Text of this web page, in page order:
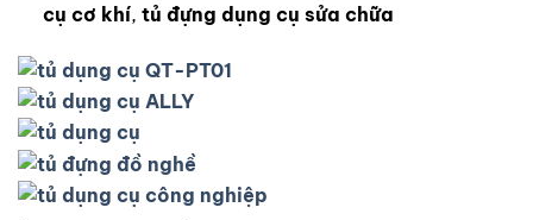
cụ cơ khí, tủ đựng dụng cụ sửa chữa